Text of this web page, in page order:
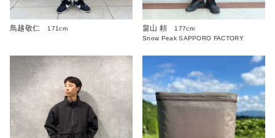
鳥越敬仁 171cm 畠山 頼
177cm
Snow Peak SAPPORO FACTORY